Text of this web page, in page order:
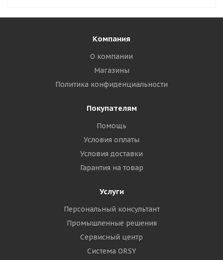
Компания
О компании
Магазины
Политика конфиденциальности
Покупателям
Помощь
Условия оплаты
Условия доставки
Гарантия на товар
Услуги
Персональный консультант
Промышленные решения
Сервисный центр
Система ORSY